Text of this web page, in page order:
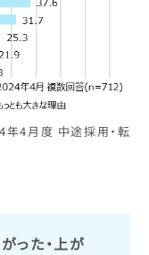
年4月度 中途採用・転
った・上が